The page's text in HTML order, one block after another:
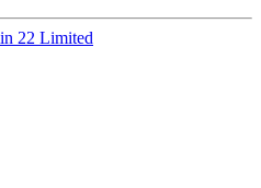
22 Limited